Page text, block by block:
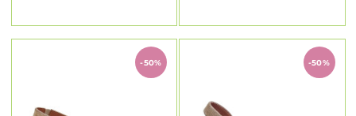
-50% -50%